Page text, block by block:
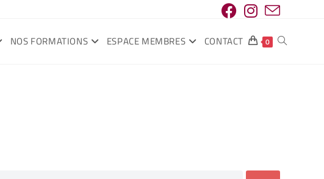
NOS FORMATIONS ESPACE MEMBRES CONTACT 0